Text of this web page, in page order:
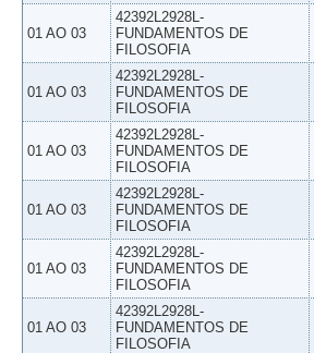
01 AO 03
42392L2928L-
FUNDAMENTOS DE
FILOSOFIA
01 AO 03
42392L2928L-
FUNDAMENTOS DE
FILOSOFIA
01 AO 03
42392L2928L-
FUNDAMENTOS DE
FILOSOFIA
01 AO 03
42392L2928L-
FUNDAMENTOS DE
FILOSOFIA
01 AO 03
42392L2928L-
FUNDAMENTOS DE
FILOSOFIA
01 AO 03
42392L2928L-
FUNDAMENTOS DE
FILOSOFIA